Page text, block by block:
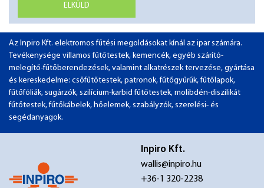
ELKÜLD
Az Inpiro Kft. elektromos fűtési megoldásokat kínál az ipar számára.
Tevékenysége villamos fűtőtestek, kemencék, egyéb szárító-
melegítő-fűtőberendezések, valamint alkatrészek tervezése, gyártása
és kereskedelme: csőfűtőtestek, patronok, fűtőgyűrűk, fűtőlapok,
fűtőfóliák, sugárzók, szilícium-karbid fűtőtestek, molibdén-diszilikát
fűtőtestek, fűtőkábelek, hőelemek, szabályzók, szerelési- és
segédanyagok.
Inpiro Kft.
wallis@inpiro.hu
+36-1 320-2238